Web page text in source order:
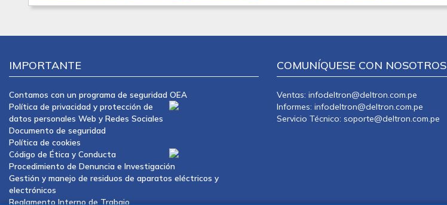
IMPORTANTE
Contamos con un programa de seguridad OEA
Política de privacidad y protección de
datos personales Web y Redes Sociales
Documento de seguridad
Política de cookies
Código de Ética y Conducta
Procedimiento de Denuncia e Investigación
Gestión y manejo de residuos de aparatos eléctricos y
electrónicos
Reglamento Interno de Trabajo
COMUNÍQUESE CON NOSOTROS
Ventas: infodeltron@deltron.com.pe
Informes: infodeltron@deltron.com.pe
Servicio Técnico: soporte@deltron.com.pe